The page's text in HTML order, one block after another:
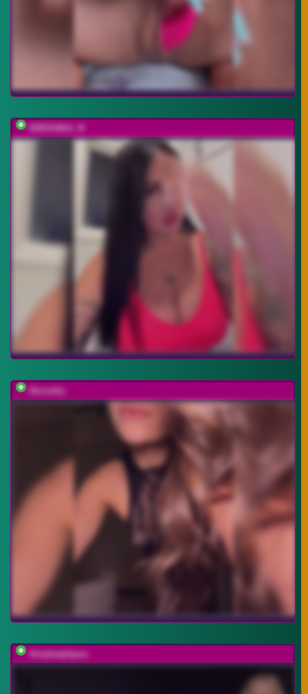
KROSHKA_N
Horosha
Amyleeplayss